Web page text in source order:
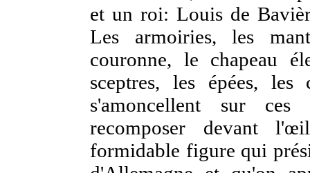
et un roi: Louis de
Les armoiries, les
couronne, le chapeau
sceptres, les épées, les
s'amoncellent sur ces
recomposer devant
formidable figure qui